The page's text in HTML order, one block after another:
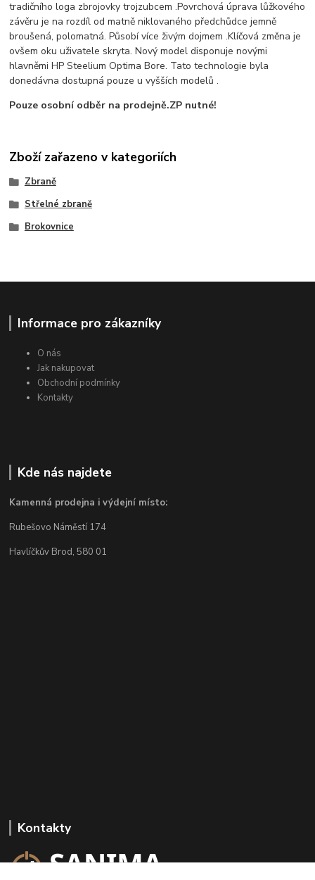
tradičního loga zbrojovky trojzubcem .Povrchová úprava lůžkového
závěru je na rozdíl od matně niklovaného předchůdce jemně
broušená, polomatná. Působí více živým dojmem .Klíčová změna je
ovšem oku uživatele skryta. Nový model disponuje novými
hlavněmi HP Steelium Optima Bore. Tato technologie byla
donedávna dostupná pouze u vyšších modelů .
Pouze osobní odběr na prodejně.ZP nutné!
Zboží zařazeno v kategoriích
Zbraně
Střelné zbraně
Brokovnice
Informace pro zákazníky
O nás
Jak nakupovat
Obchodní podmínky
Kontakty
Kde nás najdete
Kamenná prodejna i výdejní místo:
Rubešovo Náměstí 174
Havlíčkův Brod, 580 01
Kontakty